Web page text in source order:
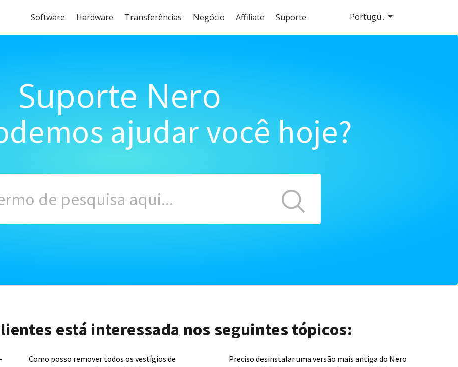
Software Hardware Transferências Negócio Affiliate Suporte
Suporte Nero
ajudar você hoje?
está interessada nos seguintes tópicos:
Como posso remover todos os vestígios de
Preciso desinstalar uma versão mais antiga do Nero
Portugu...